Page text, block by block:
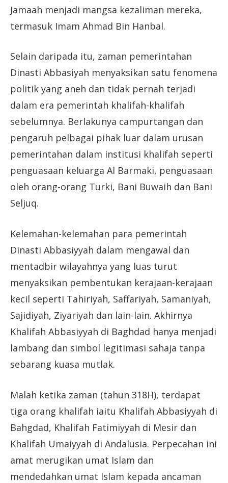
Jamaah menjadi mangsa kezaliman mereka,
termasuk Imam Ahmad Bin Hanbal.
Selain daripada itu, zaman pemerintahan
Dinasti Abbasiyah menyaksikan satu fenomena
politik yang aneh dan tidak pernah terjadi
dalam era pemerintah khalifah-khalifah
sebelumnya. Berlakunya campurtangan dan
pengaruh pelbagai pihak luar dalam urusan
pemerintahan dalam institusi khalifah seperti
penguasaan keluarga Al Barmaki, penguasaan
oleh orang-orang Turki, Bani Buwaih dan Bani
Seljuq.
Kelemahan-kelemahan para pemerintah
Dinasti Abbasiyyah dalam mengawal dan
mentadbir wilayahnya yang luas turut
menyaksikan pembentukan kerajaan-kerajaan
kecil seperti Tahiriyah, Saffariyah, Samaniyah,
Sajidiyah, Ziyariyah dan lain-lain. Akhirnya
Khalifah Abbasiyyah di Baghdad hanya menjadi
lambang dan simbol legitimasi sahaja tanpa
sebarang kuasa mutlak.
Malah ketika zaman (tahun 318H), terdapat
tiga orang khalifah iaitu Khalifah Abbasiyyah di
Bahgdad, Khalifah Fatimiyyah di Mesir dan
Khalifah Umaiyyah di Andalusia. Perpecahan ini
amat merugikan umat Islam dan
mendedahkan umat Islam kepada ancaman